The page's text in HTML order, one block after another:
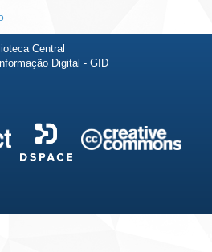
Central
Digital - GID